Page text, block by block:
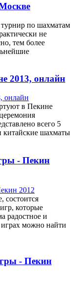
турнир по шахматам
не
тем более
2013, онлайн
в Пекине
всего 5
шахматы
- Пекин
состоится
которые
радостное и
можно найти
- Пекин